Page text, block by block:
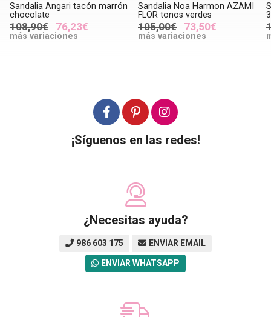
Sandalia Noa Harmon AZAMI
FLOR tonos verdes
105,00€ 73,50€
más variaciones
Sandalia Plumers Menorca
3035 plana tachas chocolate
125,95€ 88,16€
más variaciones
¡Síguenos en las redes!
¿Necesitas ayuda?
986 603 175 ENVIAR EMAIL
ENVIAR WHATSAPP